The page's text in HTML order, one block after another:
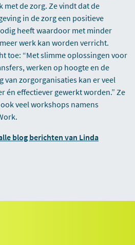
met de zorg. Ze vindt dat de
in de zorg een positieve
heeft waardoor met minder
werk kan worden verricht.
toe: “Met slimme oplossingen voor
werken op hoogte en de
van zorgorganisaties kan er veel
én effectiever gewerkt worden.” Ze
veel workshops namens
blog berichten van Linda